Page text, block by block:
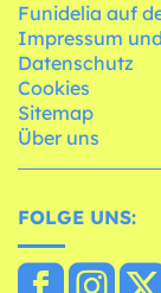
Funidelia auf
Impressum
Datenschutz
Cookies
Sitemap
Über uns
FOLGE UNS: